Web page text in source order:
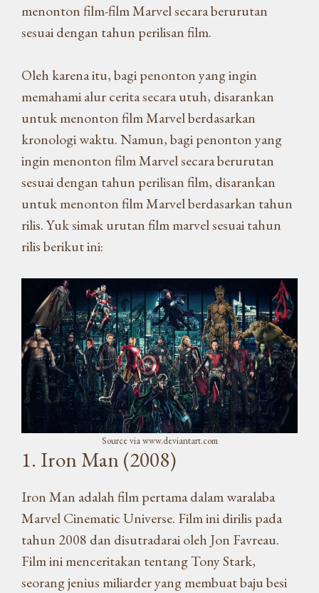
menonton film-film Marvel secara berurutan
sesuai dengan tahun perilisan film.
Oleh karena itu, bagi penonton yang ingin
memahami alur cerita secara utuh, disarankan
untuk menonton film Marvel berdasarkan
kronologi waktu. Namun, bagi penonton yang
ingin menonton film Marvel secara berurutan
sesuai dengan tahun perilisan film, disarankan
untuk menonton film Marvel berdasarkan tahun
rilis. Yuk simak urutan film marvel sesuai tahun
rilis berikut ini:
Source via www.deviantart.com
1. Iron Man (2008)
Iron Man adalah film pertama dalam waralaba
Marvel Cinematic Universe. Film ini dirilis pada
tahun 2008 dan disutradarai oleh Jon Favreau.
Film ini menceritakan tentang Tony Stark,
seorang jenius miliarder yang membuat baju besi